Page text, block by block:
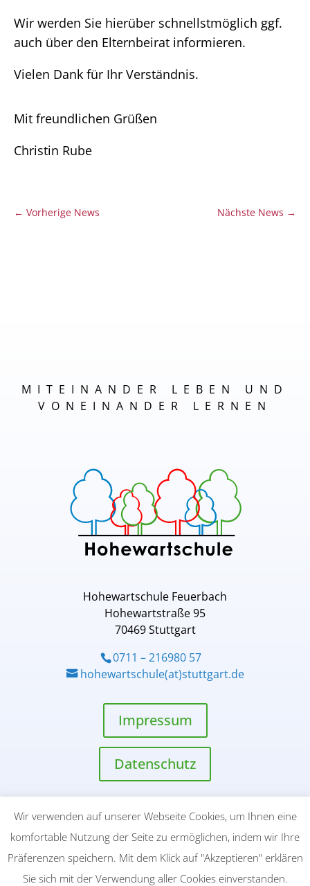
Wir werden Sie hierüber schnellstmöglich ggf.
auch über den Elternbeirat informieren.
Vielen Dank für Ihr Verständnis.
Mit freundlichen Grüßen
Christin Rube
← Vorherige News Nächste News →
MITEINANDER LEBEN UND
VONEINANDER LERNEN
Hohewartschule Feuerbach
Hohewartstraße 95
70469 Stuttgart
0711 – 216980 57
hohewartschule(at)stuttgart.de
Impressum
Datenschutz
© 2025 Hohewartschule Feuerbach | Alle Angaben ohne
Wir verwenden auf unserer Webseite Cookies, um Ihnen eine
komfortable Nutzung der Seite zu ermöglichen, indem wir Ihre
Präferenzen speichern. Mit dem Klick auf "Akzeptieren" erklären
Sie sich mit der Verwendung aller Cookies einverstanden.